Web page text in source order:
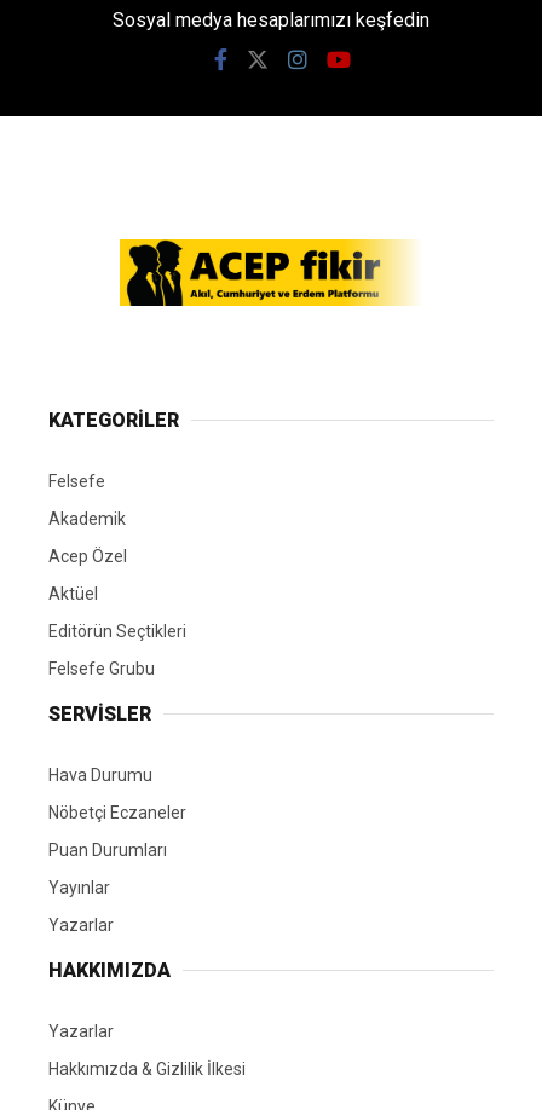
Sosyal medya hesaplarımızı keşfedin
KATEGORİLER
Felsefe
Akademik
Acep Özel
Aktüel
Editörün Seçtikleri
Felsefe Grubu
SERVİSLER
Hava Durumu
Nöbetçi Eczaneler
Puan Durumları
Yayınlar
Yazarlar
HAKKIMIZDA
Yazarlar
Hakkımızda & Gizlilik İlkesi
Künye